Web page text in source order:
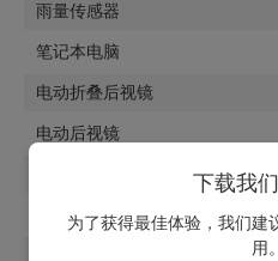
雨量传感器
笔记本电脑
电动折叠后视镜
电动后视镜
下载我
为了获得最佳体验，我们建
用。